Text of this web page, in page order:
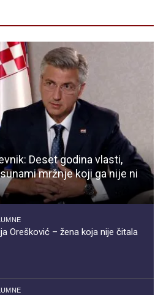
Deset godina vlasti,
mržnje koji ga nije ni
Orešković – žena koja nije čitala